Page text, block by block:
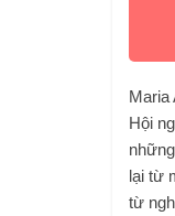
Maria
Hội
lại từ
từ